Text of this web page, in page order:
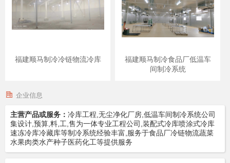
福建顺马制冷冷链物流冷库
福建顺马制冷食品厂低温车
间制冷系统
企业信息
主营产品或服务： 冷库工程,无尘净化厂房,低温车间制冷系统公司
集设计,预算,料,工,售为一体专业工程公司,装配式冷库喷涂式冷库
速冻冷库冷藏库等制冷系统经验丰富,服务于食品厂冷链物流蔬菜
水果肉类水产种子医药化工等提供服务